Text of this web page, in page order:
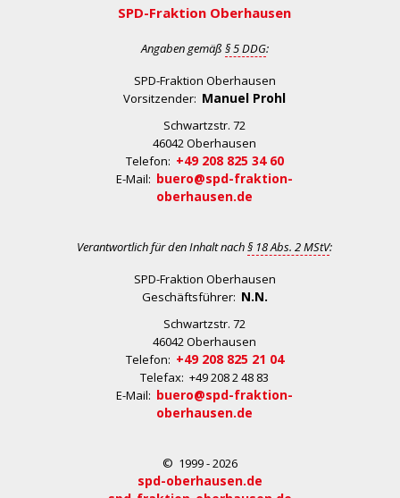
SPD-Fraktion Oberhausen
Angaben gemäß § 5 DDG:
SPD-Fraktion Oberhausen
Vorsitzender: Manuel Prohl
Schwartzstr. 72
46042 Oberhausen
Telefon: +49 208 825 34 60
E-Mail: buero@spd-fraktion-
oberhausen.de
Verantwortlich für den Inhalt nach§ 18 Abs. 2 MStV:
SPD-Fraktion Oberhausen
Geschäftsführer: N.N.
Schwartzstr. 72
46042 Oberhausen
Telefon: +49 208 825 21 04
Telefax: +49 208 2 48 83
E-Mail: buero@spd-fraktion-
oberhausen.de
© 1999 - 2026
spd-oberhausen.de